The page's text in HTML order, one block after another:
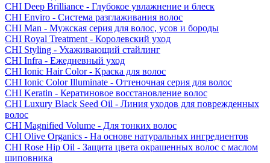
CHI Deep Brilliance - Глубокое увлажнение и блеск
CHI Enviro - Система разглаживания волос
CHI Man - Мужская серия для волос, усов и бороды
CHI Royal Treatment - Королевский уход
CHI Styling - Ухаживающий стайлинг
CHI Infra - Ежедневный уход
CHI Ionic Hair Color - Краска для волос
CHI Ionic Color Illuminate - Оттеночная серия для волос
CHI Keratin - Кератиновое восстановление волос
CHI Luxury Black Seed Oil - Линия уходов для поврежденных
волос
CHI Magnified Volume - Для тонких волос
CHI Olive Organics - На основе натуральных ингредиентов
CHI Rose Hip Oil - Защита цвета окрашенных волос с маслом
шиповника